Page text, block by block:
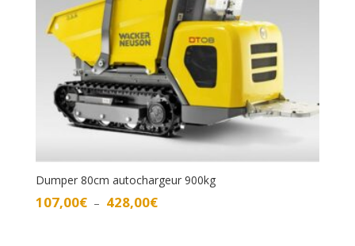
Dumper 80cm autochargeur 900kg
107,00€ – 428,00€Plage